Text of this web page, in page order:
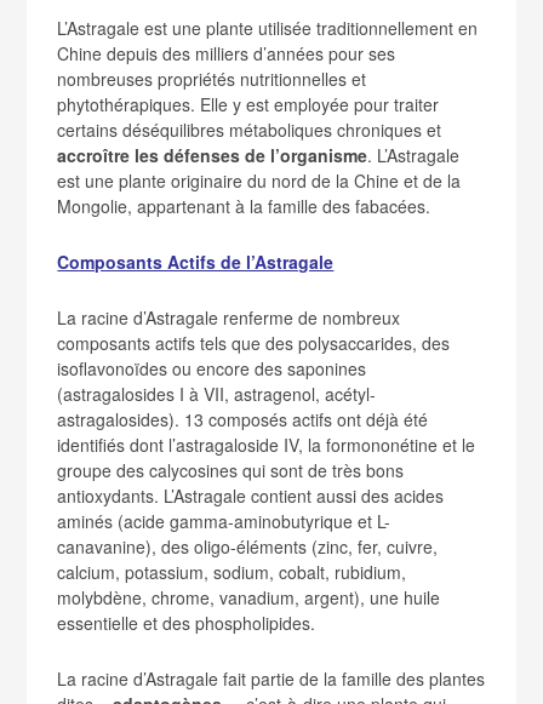
L’Astragale est une plante utilisée traditionnellement en
Chine depuis des milliers d’années pour ses
nombreuses propriétés nutritionnelles et
phytothérapiques. Elle y est employée pour traiter
certains déséquilibres métaboliques chroniques et
accroître les défenses de l’organisme. L’Astragale
est une plante originaire du nord de la Chine et de la
Mongolie, appartenant à la famille des fabacées.
Composants Actifs de l’Astragale
La racine d’Astragale renferme de nombreux
composants actifs tels que des polysaccarides, des
isoflavonoïdes ou encore des saponines
(astragalosides I à VII, astragenol, acétyl-
astragalosides). 13 composés actifs ont déjà été
identifiés dont l’astragaloside IV, la formononétine et le
groupe des calycosines qui sont de très bons
antioxydants. L’Astragale contient aussi des acides
aminés (acide gamma-aminobutyrique et L-
canavanine), des oligo-éléments (zinc, fer, cuivre,
calcium, potassium, sodium, cobalt, rubidium,
molybdène, chrome, vanadium, argent), une huile
essentielle et des phospholipides.
La racine d’Astragale fait partie de la famille des plantes